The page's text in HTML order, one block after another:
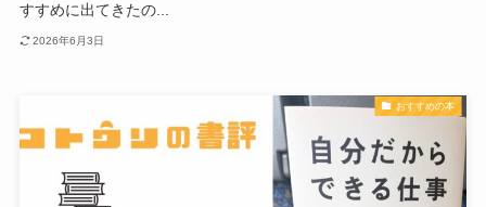
すすめに出てきたの...
2026年6月3日
おすすめの本